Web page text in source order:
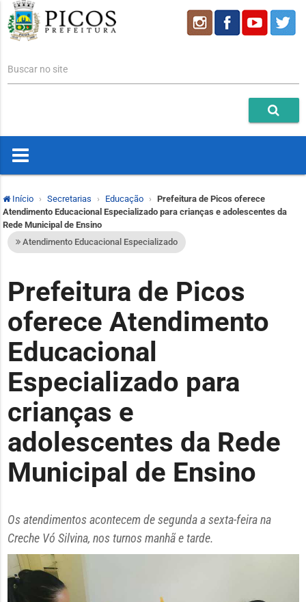
Buscar no site
Início Secretarias Educação
Prefeitura de Picos oferece
Atendimento Educacional Especializado para crianças e adolescentes da
Rede Municipal de Ensino
Atendimento Educacional Especializado
Prefeitura de Picos
oferece Atendimento
Educacional
Especializado para
crianças e
adolescentes da Rede
Municipal de Ensino
Os atendimentos acontecem de segunda a sexta-feira na
Creche Vó Silvina, nos turnos manhã e tarde.